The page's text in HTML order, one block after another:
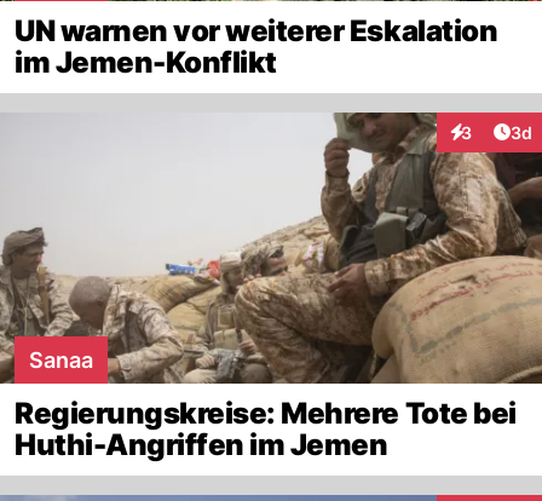
UN warnen vor weiterer Eskalation
im Jemen-Konflikt
3 3d
Sanaa
Regierungskreise: Mehrere Tote bei
Huthi-Angriffen im Jemen